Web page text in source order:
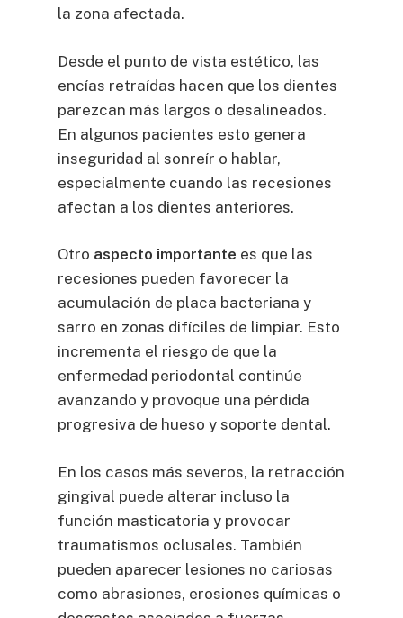
la zona afectada.
Desde el punto de vista estético, las
encías retraídas hacen que los dientes
parezcan más largos o desalineados.
En algunos pacientes esto genera
inseguridad al sonreír o hablar,
especialmente cuando las recesiones
afectan a los dientes anteriores.
Otro aspecto importante es que las
recesiones pueden favorecer la
acumulación de placa bacteriana y
sarro en zonas difíciles de limpiar. Esto
incrementa el riesgo de que la
enfermedad periodontal continúe
avanzando y provoque una pérdida
progresiva de hueso y soporte dental.
En los casos más severos, la retracción
gingival puede alterar incluso la
función masticatoria y provocar
traumatismos oclusales. También
pueden aparecer lesiones no cariosas
como abrasiones, erosiones químicas o